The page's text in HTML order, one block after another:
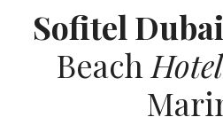
Sofitel Dubai
Beach Hotel